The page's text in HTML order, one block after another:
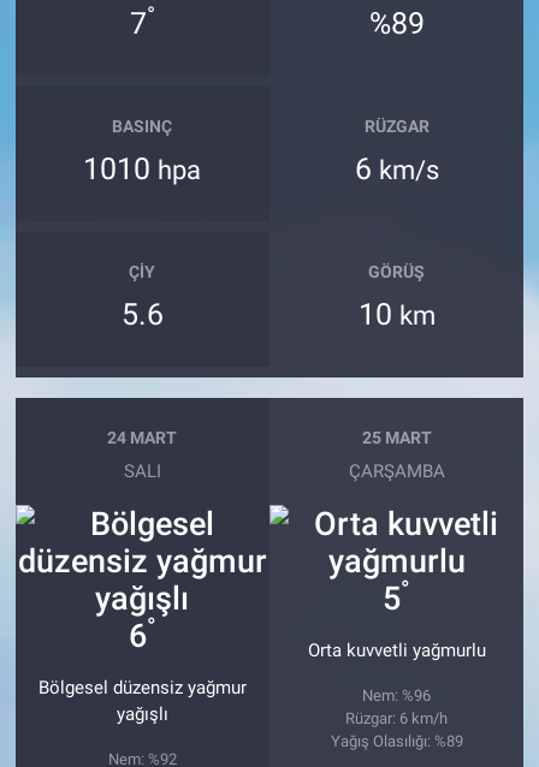
7° %89
BASINÇ
1010 hpa
RÜZGAR
6 km/s
ÇIY
5.6
GÖRÜŞ
10 km
24 MART
SALI
6°
Bölgesel düzensiz yağmur
yağışlı
Nem: %92
25 MART
ÇARŞAMBA
5°
Orta kuvvetli yağmurlu
Nem: %96
Rüzgar: 6 km/h
Yağış Olasılığı: %89